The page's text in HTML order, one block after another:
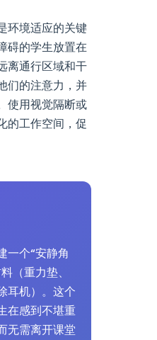
环境适应的关键
碍的学生放置在
离通行区域和干
们的注意力，并
使用视觉隔断或
的工作空间，促
一个“安静角
（重力垫、
耳机）。这个
在感到不堪重
无需离开课堂